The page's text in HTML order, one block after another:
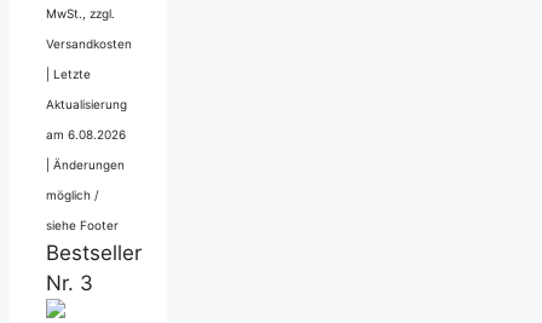
MwSt., zzgl.
Versandkosten
Letzte
Aktualisierung
am 6.08.2026
Änderungen
möglich /
siehe Footer
Bestseller
Nr. 3